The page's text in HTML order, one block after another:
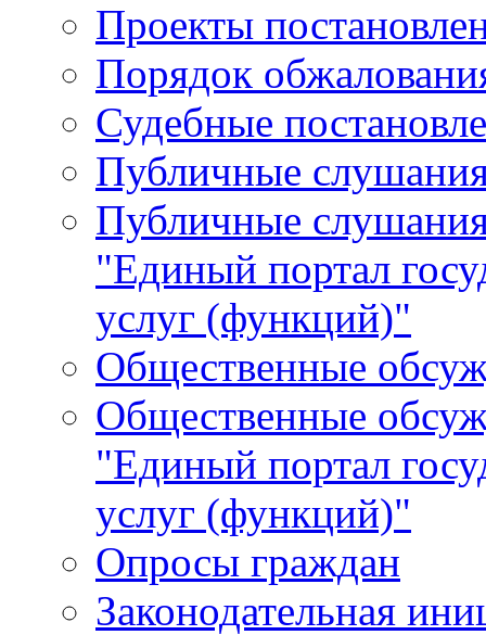
Проекты
Порядок
Судебные
Публичные
Публичные
"Единый портал
услуг (функций)"
Общественные
Общественные
"Единый портал
услуг (функций)"
Опросы граждан
Законодательная